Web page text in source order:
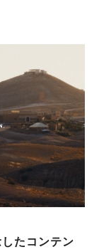
たコンテン